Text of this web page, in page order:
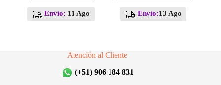
múltiples
pueden
en
Envío: 11 Ago Envío:13 Ago
Atención al Cliente
(+51) 906 184 831